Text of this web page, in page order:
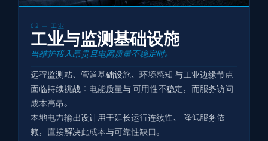
02 — 工业
工业与监测基础设施
当维护接入昂贵且电网质量不稳定时。
远程监测站、管道基础设施、环境感知 与工业边缘节点
面临持续挑战：电能质量与 可用性不稳定，而服务访问
成本高昂。
本地电力输出设计用于延长运行连续性、 降低服务依
赖，直接解决此成本与可靠性缺口。